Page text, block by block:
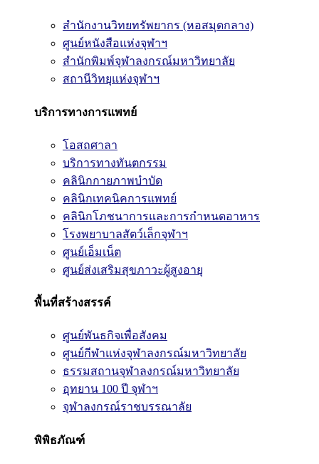
สำนักงานวิทยทรัพยากร (หอสมุดกลาง)
ศูนย์หนังสือแห่งจุฬาฯ
สำนักพิมพ์จุฬาลงกรณ์มหาวิทยาลัย
สถานีวิทยุแห่งจุฬาฯ
บริการทางการแพทย์
โอสถศาลา
บริการทางทันตกรรม
คลินิกกายภาพบำบัด
คลินิกเทคนิคการแพทย์
คลินิกโภชนาการและการกำหนดอาหาร
โรงพยาบาลสัตว์เล็กจุฬาฯ
ศูนย์เอ็มเน็ต
ศูนย์ส่งเสริมสุขภาวะผู้สูงอายุ
พื้นที่สร้างสรรค์
ศูนย์พันธกิจเพื่อสังคม
ศูนย์กีฬาแห่งจุฬาลงกรณ์มหาวิทยาลัย
ธรรมสถานจุฬาลงกรณ์มหาวิทยาลัย
อุทยาน 100 ปี จุฬาฯ
จุฬาลงกรณ์ราชบรรณาลัย
พิพิธภัณฑ์